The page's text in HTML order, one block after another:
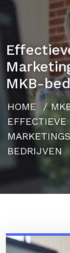
MKB-
HOME /
BEDRIJVEN